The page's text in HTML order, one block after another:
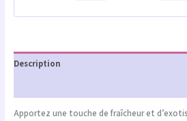
Description
Apportez une touche de fraîcheur et